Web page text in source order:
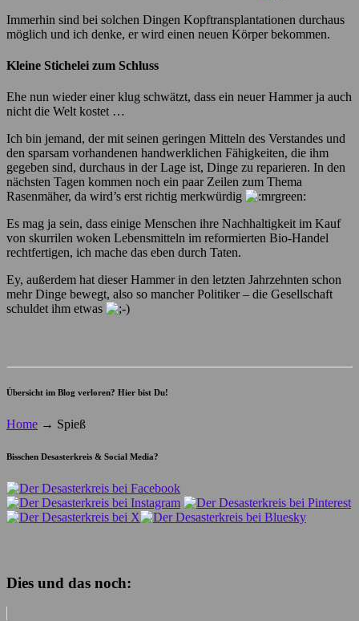
Immerhin sind bei solchen Dingen Kopftransplantationen durchaus
möglich und ich denke, er wird einen neuen Körper bekommen.
Kleine Stichelei zum Schluss
Ehe nun wieder einer klug schwätzt, dass ein neuer Hammer ja auch
nicht die Welt kostet …
Ich bin jemand, der mit seinen geringen Mitteln des Verstandes und
den sparsam vorhandenen handwerklichen Fähigkeiten, die ihm
gegeben sind, durchaus in der Lage ist, Dinge zu reparieren. In den
nächsten Tagen kommen noch ein paar Zeilen zum Thema
Rasenmäher, da wird’s erst richtig merkwürdig
Es mag ja sein, dass einige Menschen ihre Nachhaltigkeit im Kauf
von skurrilen woken Lebensmitteln im reformierten Bio-Handel
rechtfertigen, ich mache das eben durch Taten.
Ey, außerdem hat dieser Hammer in den letzten Jahrzehnten schon
mehr Dinge bewegt, also so mancher Politiker – die Gesellschaft
schuldet ihm etwas
Übersicht im Blog verloren? Hier bist Du!
Home → Spieß
Bisschen Desasterkreis & Social Media?
Dies und das noch: